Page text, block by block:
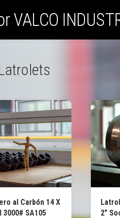
VALCO
al Carbón 14 X
3000# SA105
2″